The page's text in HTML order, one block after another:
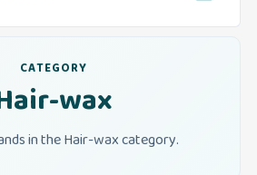
CATEGORY
wax
in the Hair-wax category.